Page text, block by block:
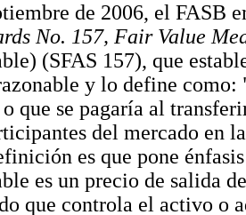
de 2006, el FASB
No. 157, Fair Value
(SFAS 157), que
y lo define
que se pagaría al
del mercado en
es que pone
es un precio de salida
que controla el activo o